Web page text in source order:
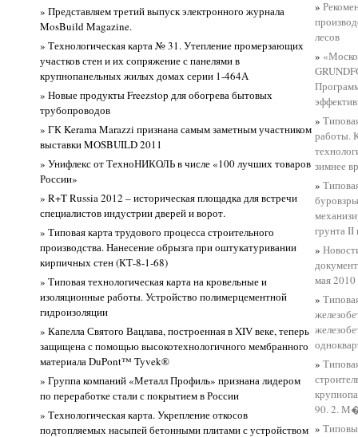
» Представляем третий выпуск электронного журнала
MosBuild Magazine.
» Технологическая карта № 31. Утепление промерзающих
участков стен и их сопряжение с панелями в
крупнопанельных жилых домах серии 1-464А
» Новые продукты Freezstop для обогрева бытовых
трубопроводов
» ГК Kerama Marazzi признана самым заметным участником
выставки MOSBUILD 2011
» Унифлекс от ТехноНИКОЛЬ в числе «100 лучших товаров
России»
» R+T Russia 2012 – историческая площадка для встречи
специалистов индустрии дверей и ворот.
» Типовая карта трудового процесса строительного
производства. Нанесение обрызга при оштукатуривании
кирпичных стен (КТ-8-1-68)
» Типовая технологическая карта на кровельные и
изоляционные работы. Устройство полимерцементной
гидроизоляции
» Капелла Святого Вацлава, построенная в XIV веке, теперь
защищена с помощью высокотехнологичного мембранного
материала DuPont™ Tyvek®
» Группа компаний «Металл Профиль» признана лидером
по переработке стали с покрытием в России
» Технологическая карта. Укрепление откосов
подтопляемых насыпей бетонными плитами с устройством
»
лесов
»
»
работы.
зимнее
»
грунта II
»
мая 2010
»
»
90. 2.
»